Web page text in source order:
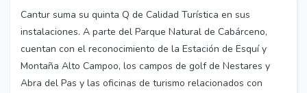
Cantur suma su quinta Q de Calidad Turística en sus
instalaciones. A parte del Parque Natural de Cabárceno,
cuentan con el reconocimiento de la Estación de Esquí y
Montaña Alto Campoo, los campos de golf de Nestares y
Abra del Pas y las oficinas de turismo relacionados con